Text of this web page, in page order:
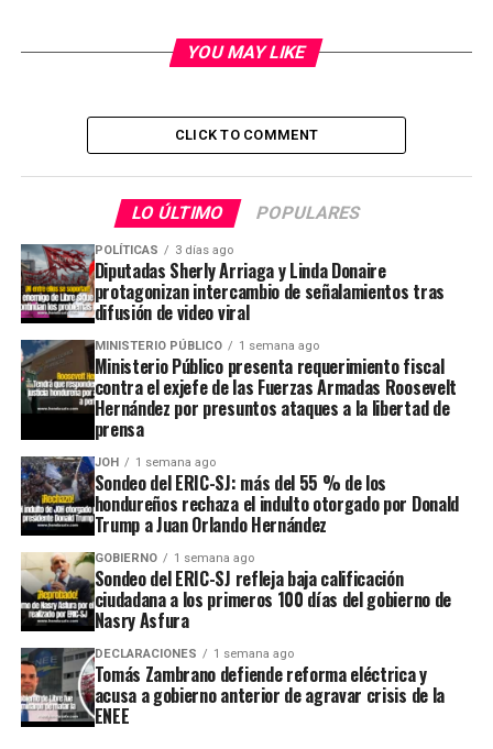
YOU MAY LIKE
CLICK TO COMMENT
LO ÚLTIMO POPULARES
POLÍTICAS 3 días ago
Diputadas Sherly Arriaga y Linda Donaire
protagonizan intercambio de señalamientos tras
difusión de video viral
MINISTERIO PÚBLICO 1 semana ago
Ministerio Público presenta requerimiento fiscal
contra el exjefe de las Fuerzas Armadas Roosevelt
Hernández por presuntos ataques a la libertad de
prensa
JOH 1 semana ago
Sondeo del ERIC-SJ: más del 55 % de los
hondureños rechaza el indulto otorgado por Donald
Trump a Juan Orlando Hernández
GOBIERNO 1 semana ago
Sondeo del ERIC-SJ refleja baja calificación
ciudadana a los primeros 100 días del gobierno de
Nasry Asfura
DECLARACIONES 1 semana ago
Tomás Zambrano defiende reforma eléctrica y
acusa a gobierno anterior de agravar crisis de la
ENEE